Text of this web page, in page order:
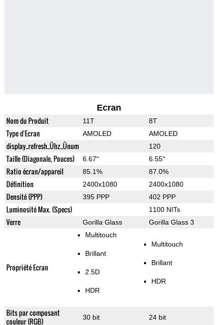
Ecran
Nom du Produit 11T 8T
Type d'Ecran AMOLED AMOLED
display_refresh_Ühz_Ünum 120
Taille (Diagonale, Pouces) 6.67" 6.55"
Ratio écran/appareil 85.1% 87.0%
Définition 2400x1080 2400x1080
Densité (PPP) 395 PPP 402 PPP
Luminosité Max. (Specs) 1100 NITs
Verre Gorilla Glass Gorilla Glass 3
Propriété Ecran
Multitouch
Brillant
2.5D
HDR
Multitouch
Brillant
HDR
Bits par composant
couleur (RGB)
30 bit 24 bit